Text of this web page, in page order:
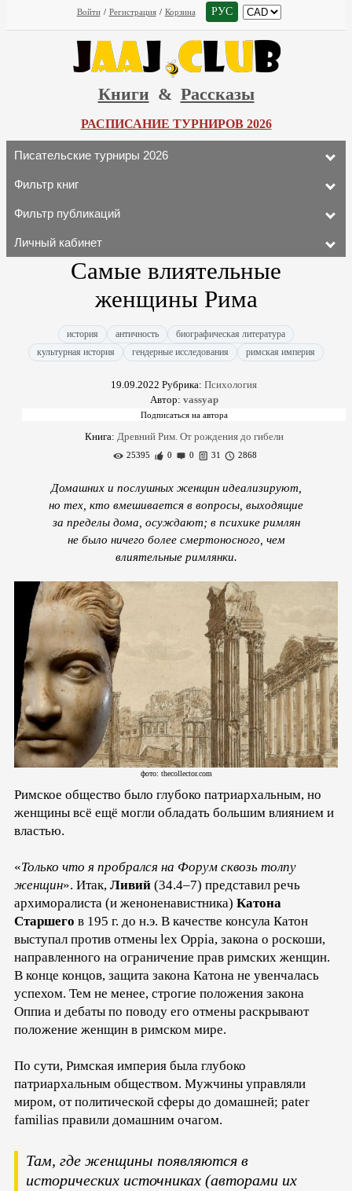
Войти / Регистрация / Корзина РУС
Книги & Рассказы
РАСПИСАНИЕ ТУРНИРОВ 2026
Писательские турниры 2026
Фильтр книг
Фильтр публикаций
Личный кабинет
Самые влиятельные
женщины Рима
история античность
биографическая литература
культурная история
гендерные исследования римская империя
19.09.2022 Рубрика: Психология
Автор: vassyap
Книга: Древний Рим. От рождения до гибели
25395 0 0 31 2868
Домашних и послушных женщин идеализируют,
но тех, кто вмешивается в вопросы, выходящие
за пределы дома, осуждают; в психике римлян
не было ничего более смертоносного, чем
влиятельные римлянки.
фото: thecollector.com
Римское общество было глубоко патриархальным, но
женщины всё ещё могли обладать большим влиянием и
властью.
«Только что я пробрался на Форум сквозь толпу
женщин». Итак, Ливий (34.4–7) представил речь
архиморалиста (и женоненавистника) Катона
Старшего в 195 г. до н.э. В качестве консула Катон
выступал против отмены lex Oppia, закона о роскоши,
направленного на ограничение прав римских женщин.
В конце концов, защита закона Катона не увенчалась
успехом. Тем не менее, строгие положения закона
Оппиа и дебаты по поводу его отмены раскрывают
положение женщин в римском мире.
По сути, Римская империя была глубоко
патриархальным обществом. Мужчины управляли
миром, от политической сферы до домашней; pater
familias правили домашним очагом.
Там, где женщины появляются в
исторических источниках (авторами их